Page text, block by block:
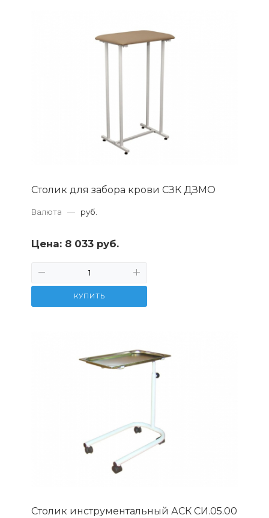
Столик для забора крови СЗК ДЗМО
Валюта — руб.
Цена: 8 033 руб.
КУПИТЬ
Столик инструментальный АСК СИ.05.00